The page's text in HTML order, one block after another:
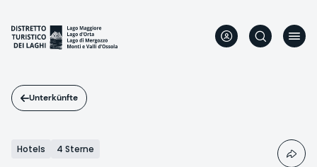
Inhalt
Unterkünfte
Hotels 4 Sterne